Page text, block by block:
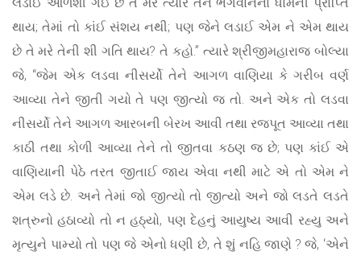
થાય; તેમાં તો કાંઈ સંશય નથી; પણ જેને લડાઈ એમ ને એમ થાય
છે તે મરે તેની શી ગતિ થાય? તે કહો.” ત્યારે શ્રીજીમહારાજ બોલ્યા
જે, “જેમ એક લડવા નીસર્યો તેને આગળ વાણિયા કે ગરીબ વર્ણ
આવ્યા તેને જીતી ગયો તે પણ જીત્યો જ તો. અને એક તો લડવા
નીસર્યો તેને આગળ આરબની બેરખ આવી તથા રજપૂત આવ્યા તથા
કાઠી તથા કોળી આવ્યા તેને તો જીતવા કઠણ જ છે; પણ કાંઈ એ
વાણિયાની પેઠે તરત જીતાઈ જાય એવા નથી માટે એ તો એમ ને
એમ લડે છે. અને તેમાં જો જીત્યો તો જીત્યો અને જો લડતે લડતે
શત્રુનો હઠાવ્યો તો ન હઠ્યો, પણ દેહનું આયુષ્ય આવી રહ્યુ અને
મૃત્યુને પામ્યો તો પણ જે એનો ધણી છે, તે શું નહિ જાણે ? જે, ‘એને